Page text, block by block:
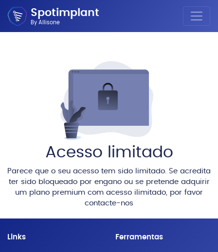
Spotimplant
By Allisone
Acesso limitado
Parece que o seu acesso tem sido limitado. Se acredita
ter sido bloqueado por engano ou se pretende adquirir
um plano premium com acesso ilimitado, por favor
contacte-nos
Links Ferramentas